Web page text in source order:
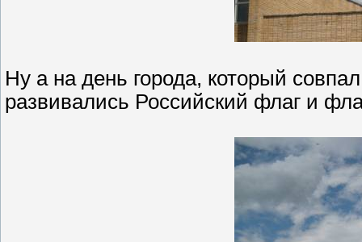
Ну а на день города, который
развивались Российский флаг и